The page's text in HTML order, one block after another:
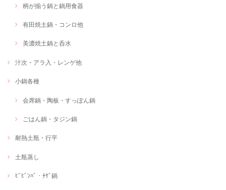
柄が揃う鍋と鍋用食器
有田焼土鍋・コンロ他
美濃焼土鍋と呑水
汁次・アラ入・レンゲ他
小鍋各種
会席鍋・陶板・すっぽん鍋
ごはん鍋・タジン鍋
耐熱土瓶・行平
土瓶蒸し
ﾋﾞﾋﾞﾝﾊﾞ・ﾁｹﾞ鍋